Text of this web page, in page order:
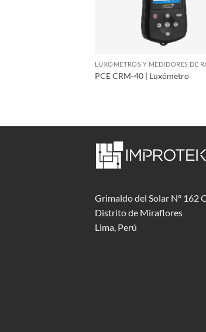
PCE CRM-40 | Luxómetro
Grimaldo del Solar Nº 162
Distrito de Miraflores
Lima, Perú